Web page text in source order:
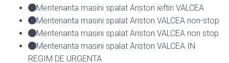
Mentenanta masini spalat Ariston ieftin VALCEA
Mentenanta masini spalat Ariston VALCEA non-stop
Mentenanta masini spalat Ariston VALCEA non stop
Mentenanta masini spalat Ariston VALCEA IN
REGIM DE URGENTA